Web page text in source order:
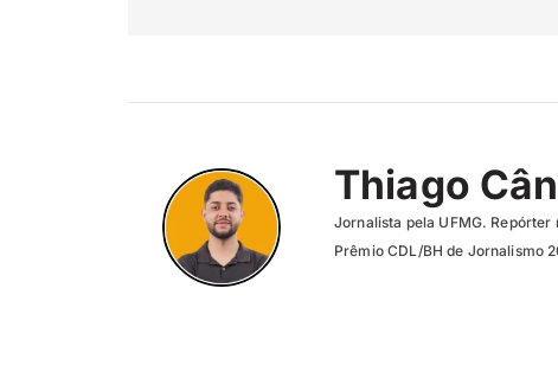
Thiago
Jornalista pela UFMG.
Prêmio CDL/BH de Jornalismo